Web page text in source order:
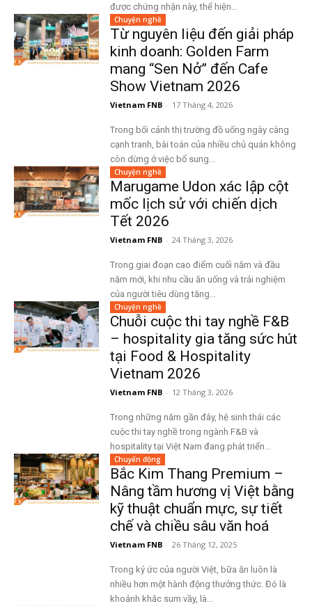
được chứng nhận này, thể hiện...
Chuyện nghề
Từ nguyên liệu đến giải pháp
kinh doanh: Golden Farm
mang “Sen Nở” đến Cafe
Show Vietnam 2026
Vietnam FNB - 17 Tháng 4, 2026
Trong bối cảnh thị trường đồ uống ngày càng
cạnh tranh, bài toán của nhiều chủ quán không
còn dừng ở việc bổ sung...
Chuyện nghề
Marugame Udon xác lập cột
mốc lịch sử với chiến dịch
Tết 2026
Vietnam FNB - 24 Tháng 3, 2026
Trong giai đoạn cao điểm cuối năm và đầu
năm mới, khi nhu cầu ăn uống và trải nghiệm
của người tiêu dùng tăng...
Chuyện nghề
Chuỗi cuộc thi tay nghề F&B
– hospitality gia tăng sức hút
tại Food & Hospitality
Vietnam 2026
Vietnam FNB - 12 Tháng 3, 2026
Trong những năm gần đây, hệ sinh thái các
cuộc thi tay nghề trong ngành F&B và
hospitality tại Việt Nam đang phát triển...
Chuyển động
Bắc Kim Thang Premium –
Nâng tầm hương vị Việt bằng
kỹ thuật chuẩn mực, sự tiết
chế và chiều sâu văn hoá
Vietnam FNB - 26 Tháng 12, 2025
Trong ký ức của người Việt, bữa ăn luôn là
nhiều hơn một hành động thưởng thức. Đó là
khoảnh khắc sum vầy, là...